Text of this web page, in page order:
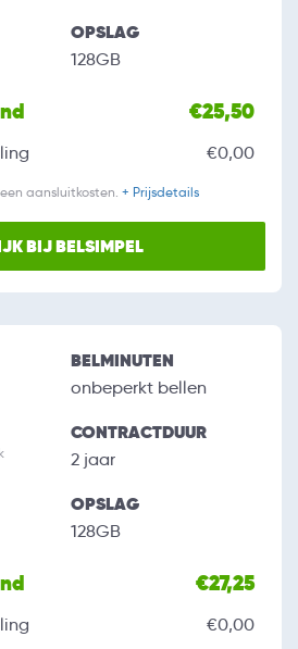
OPSLAG
128GB
€25,50
€0,00
aansluitkosten. + Prijsdetails
BIJ BELSIMPEL
BELMINUTEN
onbeperkt bellen
CONTRACTDUUR
2 jaar
OPSLAG
128GB
€27,25
€0,00